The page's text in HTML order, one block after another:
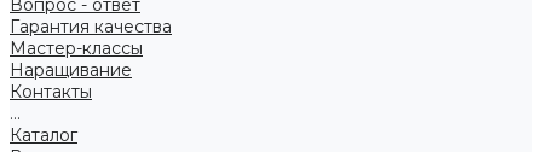
Вопрос - ответ
Гарантия качества
Мастер-классы
Наращивание
Контакты
...
Каталог